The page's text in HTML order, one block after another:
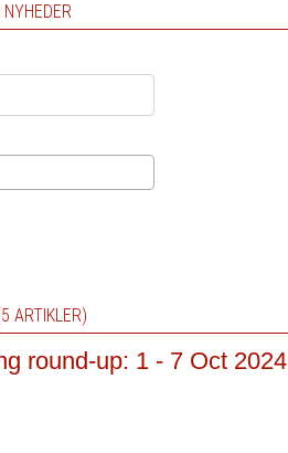
ARTIKLER)
round-up: 1 - 7 Oct 2024